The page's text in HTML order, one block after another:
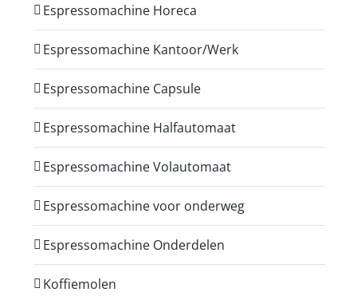
Espressomachine Horeca
Espressomachine Kantoor/Werk
Espressomachine Capsule
Espressomachine Halfautomaat
Espressomachine Volautomaat
Espressomachine voor onderweg
Espressomachine Onderdelen
Koffiemolen